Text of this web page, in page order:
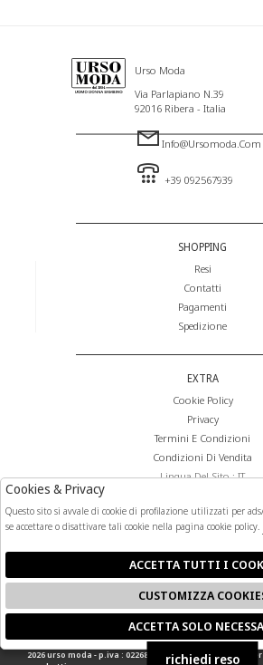
Urso Moda
Via Parlapiano N.39
92016 Ribera - Italia
Info@ursomoda.com
+39 092567939
SHOPPING
Resi
Contatti
Pagamenti
Spedizione
EXTRA
Cookie Policy
Privacy
Termini E Condizioni
Condizioni Di Vendita
Lingua Del Sito : IT
FOLLOW US
2026 urso moda - p.iva : 02268140841 powered byatelier
🍪
richiedi reso
Cookies & Privacy
Questo sito si avvale di cookie di profilazione utilizzati per
se accettare o disattivare tali cookie nella pagina cookie policy.
ACCETTA TUTTI I
CUSTOMIZZA
ACCETTA SOLO